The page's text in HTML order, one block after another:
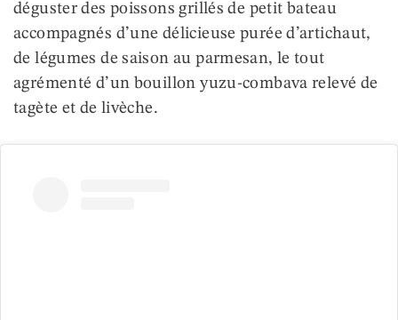
déguster des poissons grillés de petit bateau
accompagnés d’une délicieuse purée d’artichaut,
de légumes de saison au parmesan, le tout
agrémenté d’un bouillon yuzu-combava relevé de
tagète et de livèche.